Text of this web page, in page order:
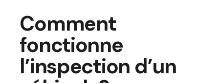
Comment
fonctionne
l’inspection d’un